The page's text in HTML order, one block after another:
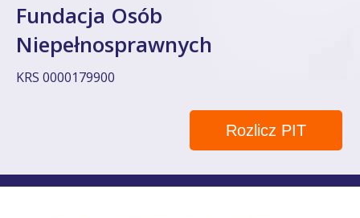
Fundacja Osób
Niepełnosprawnych
KRS 0000179900
Rozlicz PIT